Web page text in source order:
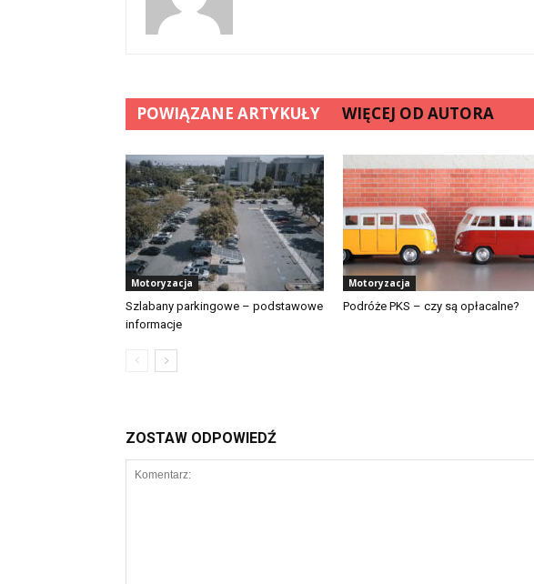
POWIĄZANE ARTYKUŁY WIĘCEJ OD AUTORA
Motoryzacja
Szlabany parkingowe – podstawowe
informacje
Motoryzacja
Podróże PKS – czy są opłacalne?
ZOSTAW ODPOWIEDŹ